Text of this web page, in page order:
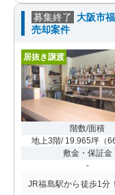
募集終了
大阪市
売却案件
居抜き譲渡
階数/面積
地上3階/ 19.965坪 （
敷金・保証金
-
JR福島駅から徒歩1分